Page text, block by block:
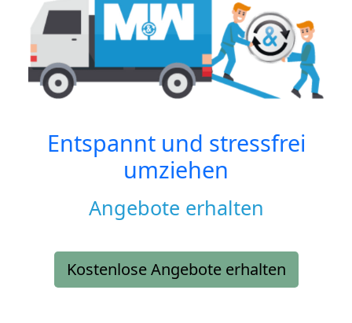
Entspannt und stressfrei
umziehen
Angebote erhalten
Kostenlose Angebote erhalten